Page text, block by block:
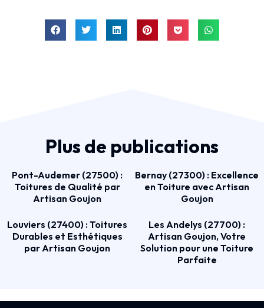
Plus de publications
Pont-Audemer (27500) :
Toitures de Qualité par
Artisan Goujon
Bernay (27300) : Excellence
en Toiture avec Artisan
Goujon
Louviers (27400) : Toitures
Durables et Esthétiques
par Artisan Goujon
Les Andelys (27700) :
Artisan Goujon, Votre
Solution pour une Toiture
Parfaite